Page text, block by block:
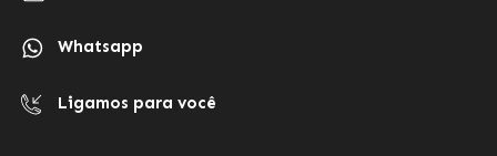
Whatsapp
Ligamos para você